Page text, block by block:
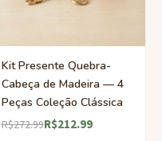
Kit Presente Quebra-
Cabeça de Madeira — 4
Peças Coleção Clássica
R$272.99R$212.99